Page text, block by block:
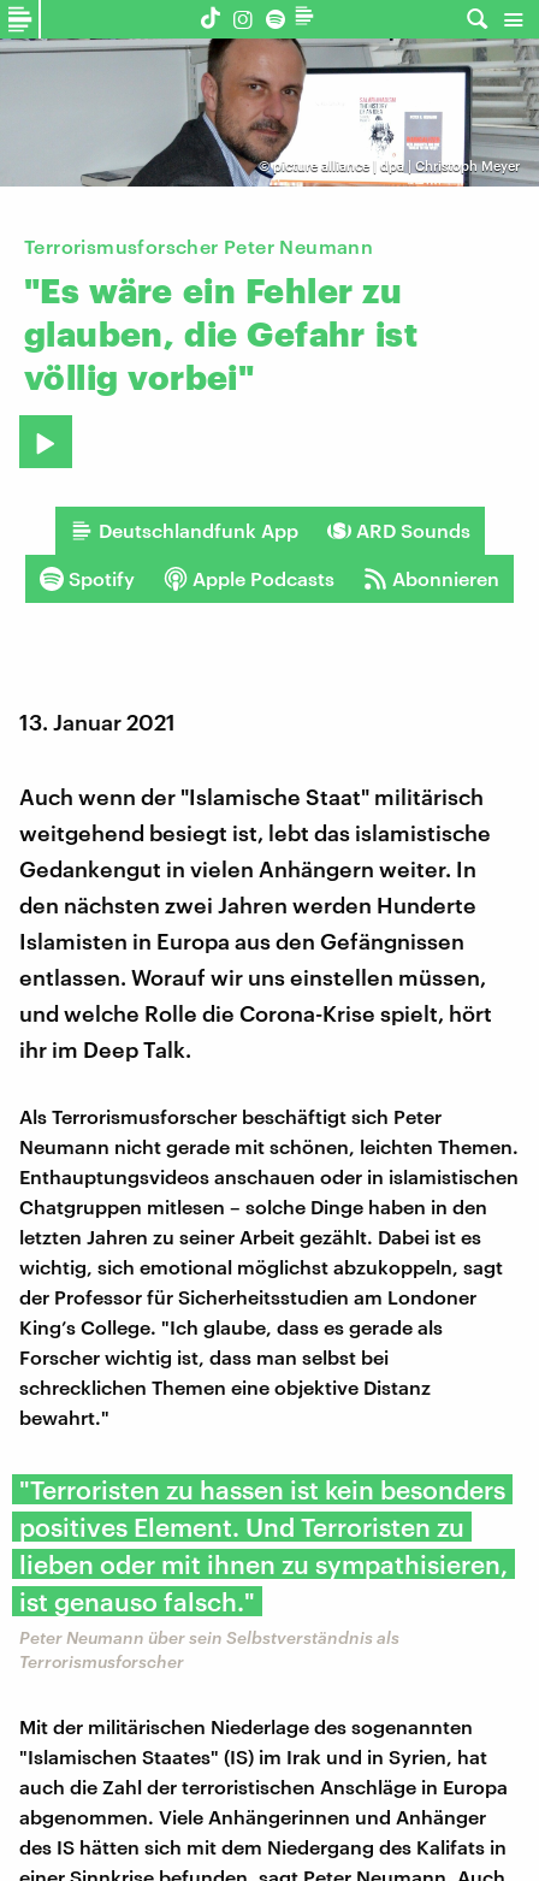
©picture alliance | dpa | Christoph Meyer
Terrorismusforscher Peter Neumann
"Es wäre ein Fehler zu
glauben, die Gefahr ist
völlig vorbei"
Deutschlandfunk App ARD Sounds
Spotify Apple Podcasts Abonnieren
13. Januar 2021
Auch wenn der "Islamische Staat" militärisch
weitgehend besiegt ist, lebt das islamistische
Gedankengut in vielen Anhängern weiter. In
den nächsten zwei Jahren werden Hunderte
Islamisten in Europa aus den Gefängnissen
entlassen. Worauf wir uns einstellen müssen,
und welche Rolle die Corona-Krise spielt, hört
ihr im Deep Talk.
Als Terrorismusforscher beschäftigt sich Peter
Neumann nicht gerade mit schönen, leichten Themen.
Enthauptungsvideos anschauen oder in islamistischen
Chatgruppen mitlesen – solche Dinge haben in den
letzten Jahren zu seiner Arbeit gezählt. Dabei ist es
wichtig, sich emotional möglichst abzukoppeln, sagt
der Professor für Sicherheitsstudien am Londoner
King’s College. "Ich glaube, dass es gerade als
Forscher wichtig ist, dass man selbst bei
schrecklichen Themen eine objektive Distanz
bewahrt."
"Terroristen zu hassen ist kein besonders
positives Element. Und Terroristen zu
lieben oder mit ihnen zu sympathisieren,
ist genauso falsch."
Peter Neumann über sein Selbstverständnis als
Terrorismusforscher
Mit der militärischen Niederlage des sogenannten
"Islamischen Staates" (IS) im Irak und in Syrien, hat
auch die Zahl der terroristischen Anschläge in Europa
abgenommen. Viele Anhängerinnen und Anhänger
des IS hätten sich mit dem Niedergang des Kalifats in